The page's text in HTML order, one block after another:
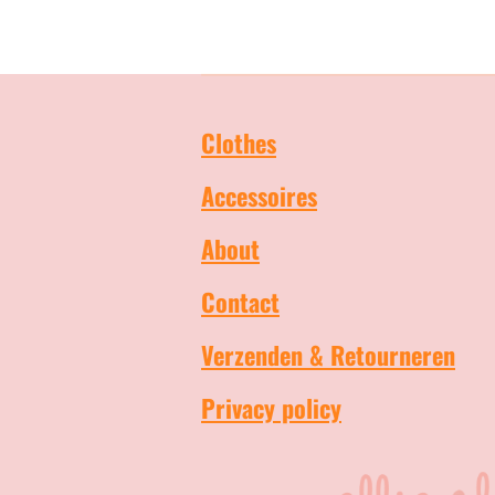
Clothes
Accessoires
About
Contact
Verzenden & Retourneren
Privacy policy